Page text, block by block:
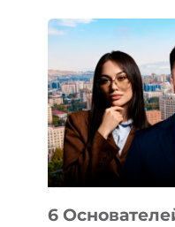
ВИДА
ОТ
OPENAI
6